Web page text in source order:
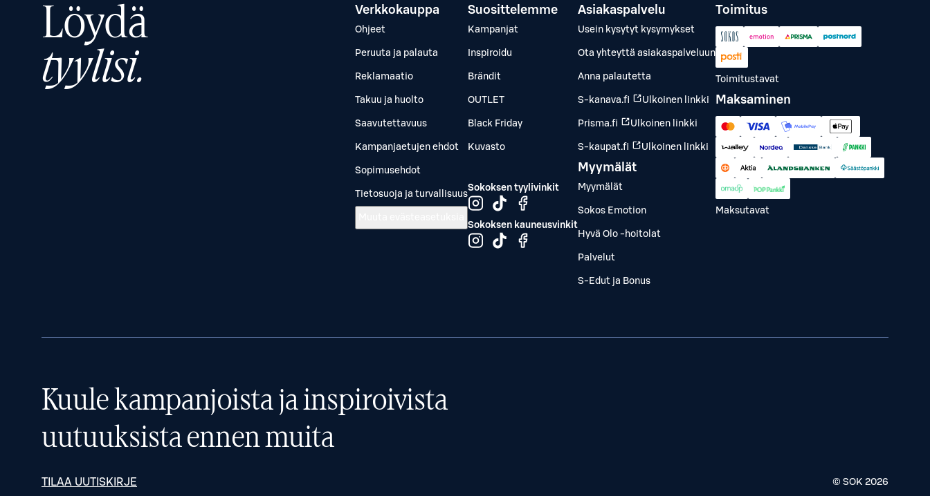
Löydä
tyylisi.
Verkkokauppa
Ohjeet
Peruuta ja palauta
Reklamaatio
Takuu ja huolto
Saavutettavuus
Kampanjaetujen ehdot
Sopimusehdot
Tietosuoja ja turvallisuus
Suosittelemme
Kampanjat
Inspiroidu
Brändit
OUTLET
Black Friday
Kuvasto
Sokoksen tyylivinkit
Sokoksen kauneusvinkit
Asiakaspalvelu
Usein kysytyt kysymykset
Ota yhteyttä asiakaspalveluun
Anna palautetta
S-kanava.fi Ulkoinen linkki
Prisma.fi Ulkoinen linkki
S-kaupat.fi Ulkoinen linkki
Myymälät
Myymälät
Sokos Emotion
Hyvä Olo -hoitolat
Palvelut
S-Edut ja Bonus
Toimitus
Toimitustavat
Maksaminen
Maksutavat
Kuule kampanjoista ja inspiroivista
uutuuksista ennen muita
TILAA UUTISKIRJE © SOK 2026